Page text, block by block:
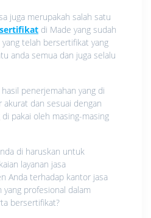
juga merupakah salah satu
di Made yang sudah
telah bersertifikat yang
anda semua dan juga selalu
penerjemahan yang di
akurat dan sesuai dengan
pakai oleh masing-masing
di haruskan untuk
layanan jasa
Anda terhadap kantor jasa
profesional dalam
bersertifikat?